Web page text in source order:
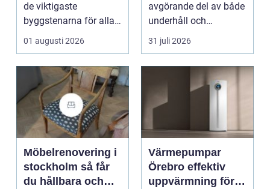
de viktigaste
byggstenarna för alla
som vill arbet...
01 augusti 2026
avgörande del av både
underhåll och
renovering. Färg, rost,
smu...
31 juli 2026
Möbelrenovering i
stockholm så får
du hållbara och
Värmepumpar
Örebro effektiv
uppvärmning för